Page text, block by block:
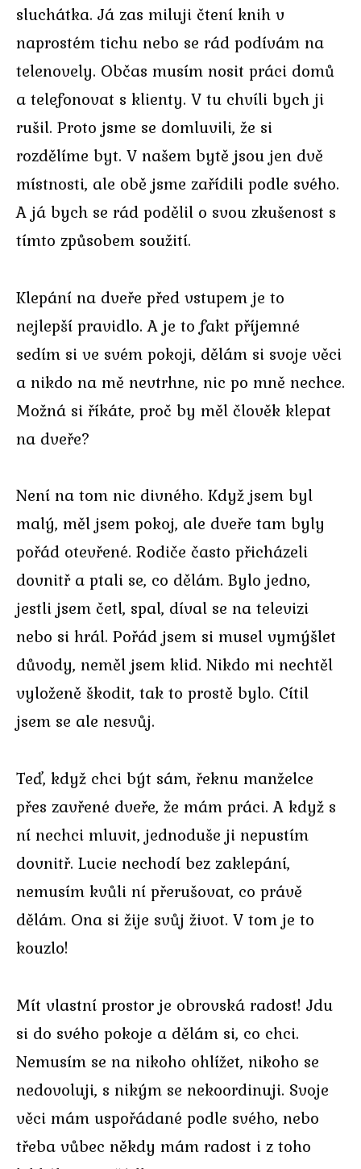
sluchátka. Já zas miluji čtení knih v
naprostém tichu nebo se rád podívám na
telenovely. Občas musím nosit práci domů
a telefonovat s klienty. V tu chvíli bych ji
rušil. Proto jsme se domluvili, že si
rozdělíme byt. V našem bytě jsou jen dvě
místnosti, ale obě jsme zařídili podle svého.
A já bych se rád podělil o svou zkušenost s
tímto způsobem soužití.
Klepání na dveře před vstupem je to
nejlepší pravidlo. A je to fakt příjemné
sedím si ve svém pokoji, dělám si svoje věci
a nikdo na mě nevtrhne, nic po mně nechce.
Možná si říkáte, proč by měl člověk klepat
na dveře?
Není na tom nic divného. Když jsem byl
malý, měl jsem pokoj, ale dveře tam byly
pořád otevřené. Rodiče často přicházeli
dovnitř a ptali se, co dělám. Bylo jedno,
jestli jsem četl, spal, díval se na televizi
nebo si hrál. Pořád jsem si musel vymýšlet
důvody, neměl jsem klid. Nikdo mi nechtěl
vyloženě škodit, tak to prostě bylo. Cítil
jsem se ale nesvůj.
Teď, když chci být sám, řeknu manželce
přes zavřené dveře, že mám práci. A když s
ní nechci mluvit, jednoduše ji nepustím
dovnitř. Lucie nechodí bez zaklepání,
nemusím kvůli ní přerušovat, co právě
dělám. Ona si žije svůj život. V tom je to
kouzlo!
Mít vlastní prostor je obrovská radost! Jdu
si do svého pokoje a dělám si, co chci.
Nemusím se na nikoho ohlížet, nikoho se
nedovoluji, s nikým se nekoordinuji. Svoje
věci mám uspořádané podle svého, nebo
třeba vůbec někdy mám radost i z toho